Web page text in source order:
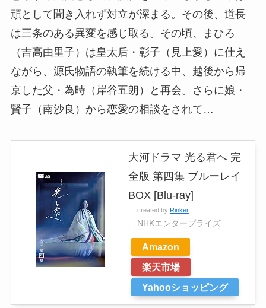
頑として聞き入れず対立が深まる。その後、道長
は三条のある異変を感じ取る。その頃、まひろ
（吉高由里子）は皇太后・彰子（見上愛）に仕え
ながら、源氏物語の執筆を続ける中、越後から帰
京した父・為時（岸谷五朗）と再会。さらに娘・
賢子（南沙良）から恋愛の相談をされて…
大河ドラマ 光る君へ 完
全版 第四集 ブルーレイ
BOX [Blu-ray]
created by Rinker
NHKエンタープライズ
Amazon
楽天市場
Yahooショッピング